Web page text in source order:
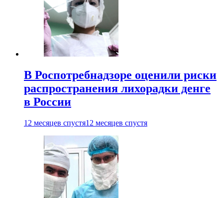
В Роспотребнадзоре оценили риски
распространения лихорадки денге
в России
12 месяцев спустя12 месяцев спустя